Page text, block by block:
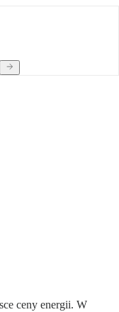
ceny energii. W